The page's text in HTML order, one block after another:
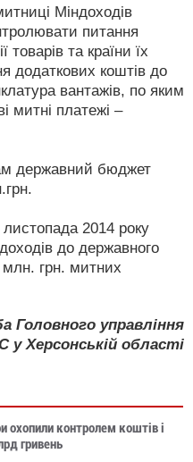
Міндоходів
питання
товарів та країни їх
додаткових коштів до
вантажів, по яким
митні платежі –
державний бюджет
2014 року
до державного
грн. митних
Головного управління
у Херсонській області
охопили контролем коштів і
гривень